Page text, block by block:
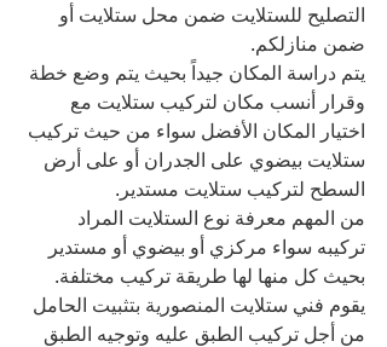
التصليح للستلايت ضمن محل ستلايت أو
ضمن منازلكم.
يتم دراسة المكان جيداً بحيث يتم وضع خطة
وقرار أنسب مكان لتركيب ستلايت مع
اختيار المكان الأفضل سواء من حيث تركيب
ستلايت بيضوي على الجدران أو على أرض
السطح لتركيب ستلايت مستدير.
من المهم معرفة نوع الستلايت المراد
تركيبه سواء مركزي أو بيضوي أو مستدير
بحيث كل منها لها طريقة تركيب مختلفة.
يقوم فني ستلايت المنصورية بتثبيت الحامل
من أجل تركيب الطبق عليه وتوجيه الطبق